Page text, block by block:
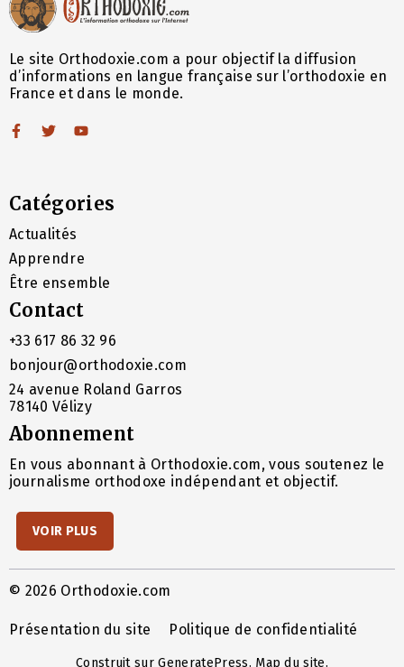
Le site Orthodoxie.com a pour objectif la diffusion
d’informations en langue française sur l’orthodoxie en
France et dans le monde.
Catégories
Actualités
Apprendre
Être ensemble
Contact
+33 617 86 32 96
bonjour@orthodoxie.com
24 avenue Roland Garros
78140 Vélizy
Abonnement
En vous abonnant à Orthodoxie.com, vous soutenez le
journalisme orthodoxe indépendant et objectif.
VOIR PLUS
© 2026 Orthodoxie.com
Présentation du site Politique de confidentialité
Construit surGeneratePress. Map du site.